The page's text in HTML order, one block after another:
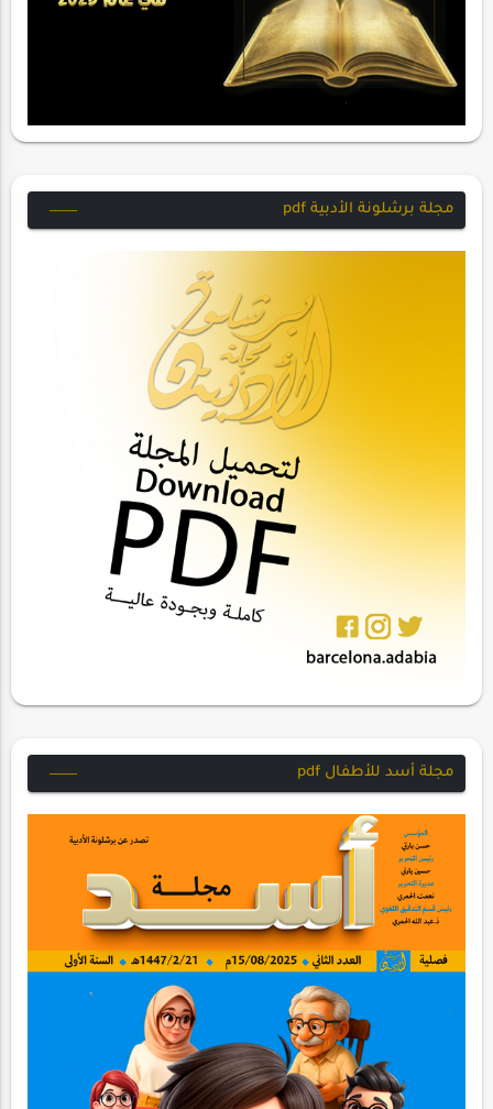
مجلة برشلونة الأدبية pdf
مجلة أسد للأطفال pdf